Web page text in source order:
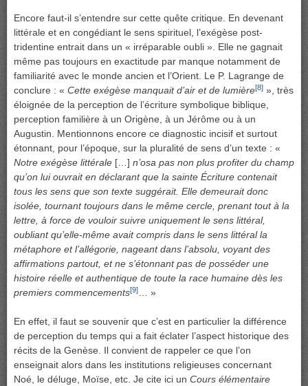
Encore faut-il s’entendre sur cette quête critique. En devenant
littérale et en congédiant le sens spirituel, l’exégèse post-
tridentine entrait dans un « irréparable oubli ». Elle ne gagnait
même pas toujours en exactitude par manque notamment de
familiarité avec le monde ancien et l’Orient. Le P. Lagrange de
conclure : « Cette exégèse manquait d’air et de lumière[8] », très
éloignée de la perception de l’écriture symbolique biblique,
perception familière à un Origène, à un Jérôme ou à un
Augustin. Mentionnons encore ce diagnostic incisif et surtout
étonnant, pour l’époque, sur la pluralité de sens d’un texte : «
Notre exégèse littérale […] n’osa pas non plus profiter du champ
qu’on lui ouvrait en déclarant que la sainte Écriture contenait
tous les sens que son texte suggérait. Elle demeurait donc
isolée, tournant toujours dans le même cercle, prenant tout à la
lettre, à force de vouloir suivre uniquement le sens littéral,
oubliant qu’elle-même avait compris dans le sens littéral la
métaphore et l’allégorie, nageant dans l’absolu, voyant des
affirmations partout, et ne s’étonnant pas de posséder une
histoire réelle et authentique de toute la race humaine dès les
premiers commencements[9]… »
En effet, il faut se souvenir que c’est en particulier la différence
de perception du temps qui a fait éclater l’aspect historique des
récits de la Genèse. Il convient de rappeler ce que l’on
enseignait alors dans les institutions religieuses concernant
Noé, le déluge, Moïse, etc. Je cite ici un Cours élémentaire